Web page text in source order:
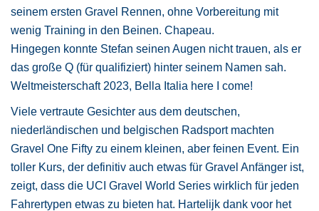
seinem ersten Gravel Rennen, ohne Vorbereitung mit
wenig Training in den Beinen. Chapeau.
Hingegen konnte Stefan seinen Augen nicht trauen, als er
das große Q (für qualifiziert) hinter seinem Namen sah.
Weltmeisterschaft 2023, Bella Italia here I come!
Viele vertraute Gesichter aus dem deutschen,
niederländischen und belgischen Radsport machten
Gravel One Fifty zu einem kleinen, aber feinen Event. Ein
toller Kurs, der definitiv auch etwas für Gravel Anfänger ist,
zeigt, dass die UCI Gravel World Series wirklich für jeden
Fahrertypen etwas zu bieten hat. Hartelijk dank voor het